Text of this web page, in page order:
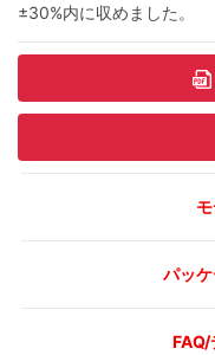
±30%内に収めました。
パッ
FAQ/